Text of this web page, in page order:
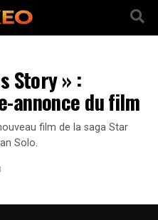
Story » :
annonce du film
film de la saga Star
Solo.